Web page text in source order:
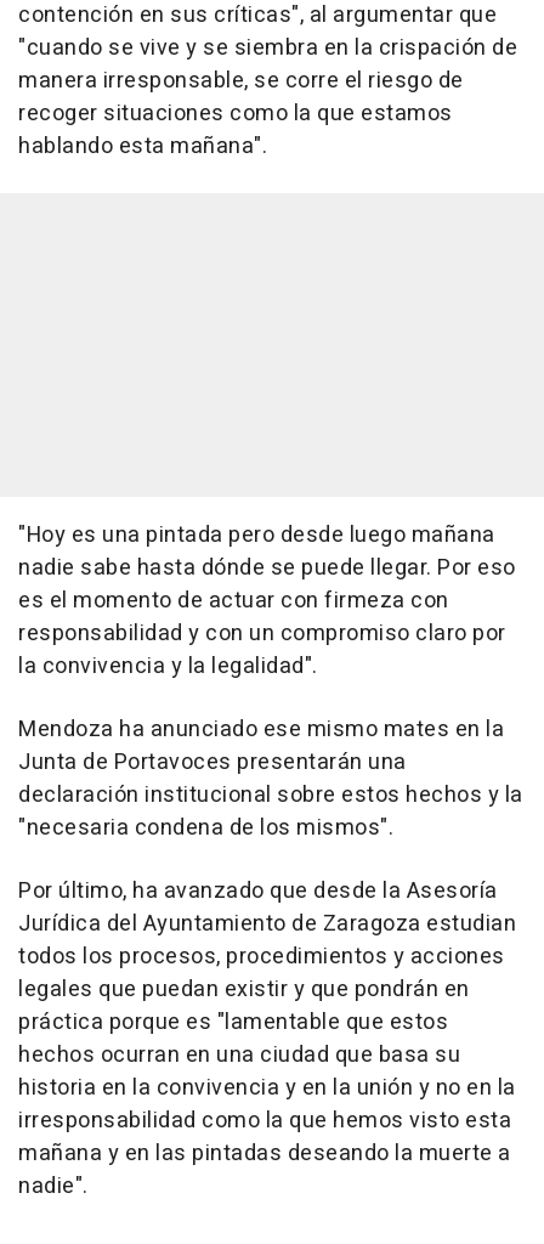
contención en sus críticas", al argumentar que
"cuando se vive y se siembra en la crispación de
manera irresponsable, se corre el riesgo de
recoger situaciones como la que estamos
hablando esta mañana".
"Hoy es una pintada pero desde luego mañana
nadie sabe hasta dónde se puede llegar. Por eso
es el momento de actuar con firmeza con
responsabilidad y con un compromiso claro por
la convivencia y la legalidad".
Mendoza ha anunciado ese mismo mates en la
Junta de Portavoces presentarán una
declaración institucional sobre estos hechos y la
"necesaria condena de los mismos".
Por último, ha avanzado que desde la Asesoría
Jurídica del Ayuntamiento de Zaragoza estudian
todos los procesos, procedimientos y acciones
legales que puedan existir y que pondrán en
práctica porque es "lamentable que estos
hechos ocurran en una ciudad que basa su
historia en la convivencia y en la unión y no en la
irresponsabilidad como la que hemos visto esta
mañana y en las pintadas deseando la muerte a
nadie".